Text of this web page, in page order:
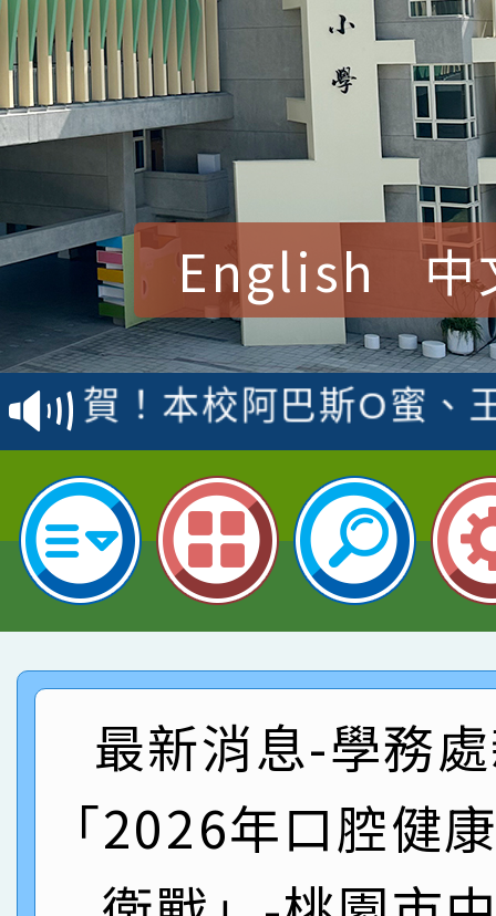
English 中
賀！本校參加桃園市中
賽 洪綺君教師榮獲社
名
賀！本校阿巴斯O蜜、
倩參加桃園市科展 國
名 指導老師王老師、
賀！本校四年二班張O
園市英語競賽國小朗讀
指導老師林老師
賀！本校參加桃園市中
賽 劉文瑛教師榮獲教
臺灣台語-第二名
賀！本校參與2026世
市賽榮獲科學小創客佳
創客第三名。
賀！本校參加桃園市中
賽 洪綺君教師榮獲社
名
倩參加桃園市科展 國
名 指導老師王老師、
賀！本校四年二班張O
園市英語競賽國小朗讀
指導老師林老師
賀！本校參加桃園市中
賽 劉文瑛教師榮獲教
賀！本校參與2026世
最新消息-學務
「2026年口腔健